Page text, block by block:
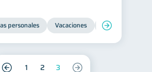
personales Vacaciones Organización
1 2 3